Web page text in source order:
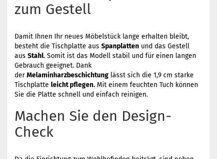
zum Gestell
Damit Ihnen Ihr neues Möbelstück lange erhalten bleibt,
besteht die Tischplatte aus Spanplatten und das Gestell
aus Stahl. Somit ist das Modell stabil und für einen langen
Gebrauch geeignet. Dank
derMelaminharzbeschichtung lässt sich die 1,9 cm starke
Tischplatte leicht pflegen. Mit einem feuchten Tuch können
Sie die Platte schnell und einfach reinigen.
Machen Sie den Design-
Check